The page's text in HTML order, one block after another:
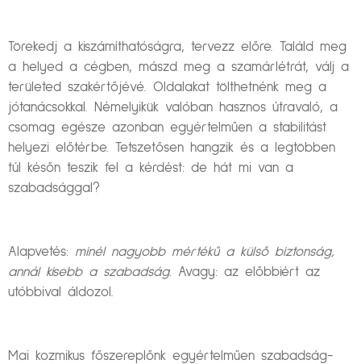
Törekedj a kiszámíthatóságra, tervezz előre. Találd meg
a helyed a cégben, mászd meg a szamárlétrát, válj a
területed szakértőjévé. Oldalakat tölthetnénk meg a
jótanácsokkal. Némelyikük valóban hasznos útravaló, a
csomag egésze azonban egyértelműen a stabilitást
helyezi előtérbe. Tetszetősen hangzik és a legtöbben
túl későn teszik fel a kérdést: de hát mi van a
szabadsággal?
Alapvetés: minél nagyobb mértékű a külső biztonság,
annál kisebb a szabadság. Avagy: az előbbiért az
utóbbival áldozol.
Mai kozmikus főszereplőnk egyértelműen szabadság-